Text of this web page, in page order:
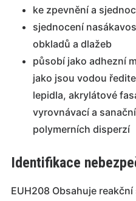
ke zpevnění a
sjednocení
obkladů a dlažeb
působí jako adhezní
jako jsou vodou
lepidla, akrylátové
vyrovnávací a
polymerních disperzí
Identifikace
EUH208 Obsahuje